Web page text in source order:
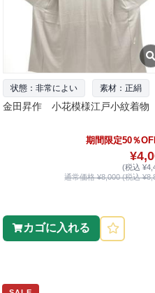
状態：非常によい 素材：正絹
金田昇作 小花模様江戸小紋着物
期間限定50％
(税込
通常価格 ¥8,000 (税込
カゴに入れる